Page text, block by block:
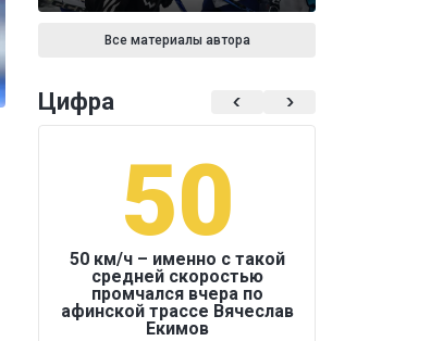
Все материалы автора
Цифра
50
50 км/ч – именно с такой
средней скоростью
промчался вчера по
афинской трассе Вячеслав
Екимов